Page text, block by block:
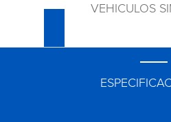
VEHICULOS